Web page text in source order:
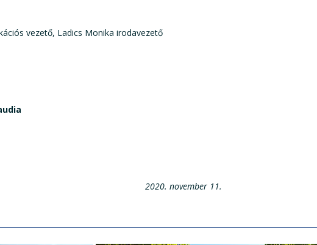
vezető, Ladics Monika irodavezető
2020. november 11.